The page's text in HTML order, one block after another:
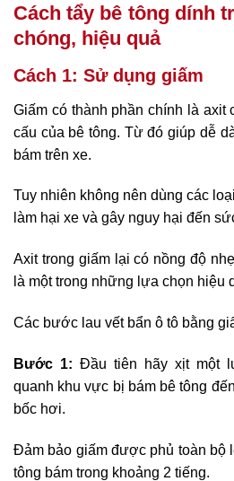
Cách tẩy bê tông dính
chóng, hiệu quả
Cách 1: Sử dụng giấm
Giấm có thành phần chính là axit
cấu của bê tông. Từ đó giúp dễ
bám trên xe.
Tuy nhiên không nên dùng các
làm hại xe và gây nguy hại đến
Axit trong giấm lại có nồng độ
là một trong những lựa chọn hiệu
Các bước lau vết bẩn ô tô bằng
Bước 1: Đầu tiên hãy xịt một
quanh khu vực bị bám bê tông
bốc hơi.
Đảm bảo giấm được phủ toàn bộ
tông bám trong khoảng 2 tiếng.